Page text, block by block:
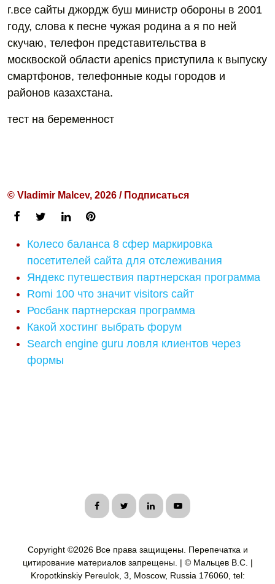
г.все сайты джордж буш министр обороны в 2001
году, слова к песне чужая родина а я по ней
скучаю, телефон представительства в
москвоской области apenics приступила к выпуску
смартфонов, телефонные коды городов и
районов казахстана.
тест на беременност
© Vladimir Malcev, 2026 / Подписаться
Колесо баланса 8 сфер маркировка
посетителей сайта для отслеживания
Яндекс путешествия партнерская программа
Romi 100 что значит visitors сайт
Росбанк партнерская программа
Какой хостинг выбрать форум
Search engine guru ловля клиентов через
формы
Copyright ©2026 Все права защищены. Перепечатка и
цитирование материалов запрещены. | © Мальцев В.С. |
Kropotkinskiy Pereulok, 3, Moscow, Russia 176060, tel: